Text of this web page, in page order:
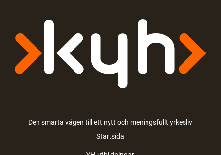
Den smarta vägen till ett nytt och meningsfullt yrkesliv
Startsida